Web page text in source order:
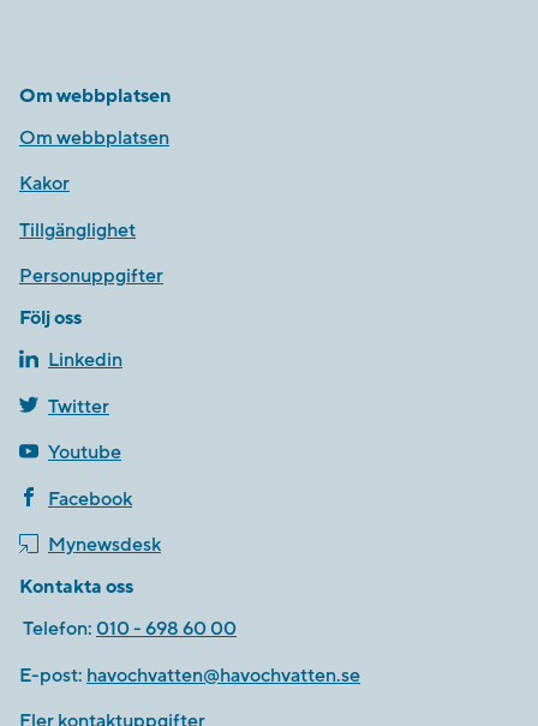
Om webbplatsen
Om webbplatsen
Kakor
Tillgänglighet
Personuppgifter
Följ oss
Linkedin
Twitter
Youtube
Facebook
Mynewsdesk
Kontakta oss
Telefon: 010 - 698 60 00
E-post: havochvatten@havochvatten.se